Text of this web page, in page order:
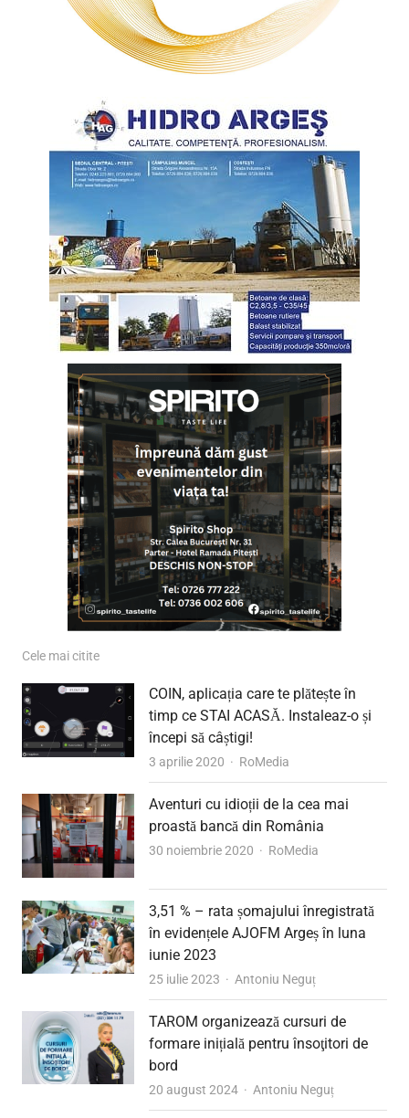
Cele mai citite
COIN, aplicația care te plătește în
timp ce STAI ACASĂ. Instaleaz-o și
începi să câștigi!
3 aprilie 2020 Author
RoMedia
Aventuri cu idioții de la cea mai
proastă bancă din România
30 noiembrie 2020 Author
RoMedia
3,51 % – rata șomajului înregistrată
în evidențele AJOFM Argeș în luna
iunie 2023
25 iulie 2023 Author
Antoniu Neguț
TAROM organizează cursuri de
formare inițială pentru însoţitori de
bord
20 august 2024 Author
Antoniu Neguț